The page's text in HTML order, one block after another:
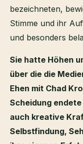
bezeichneten,
Stimme und ihr
und besonders
Sie hatte Höhen
über die die
Ehen mit Chad
Scheidung
auch kreative
Selbstfindung,